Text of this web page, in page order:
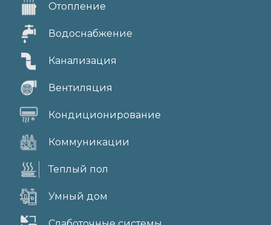
Отопление
Водоснабжение
Канализация
Вентиляция
Кондиционирование
Коммуникации
Теплый пол
Умный дом